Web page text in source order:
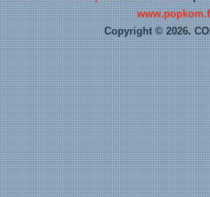
Copyright © 2026.